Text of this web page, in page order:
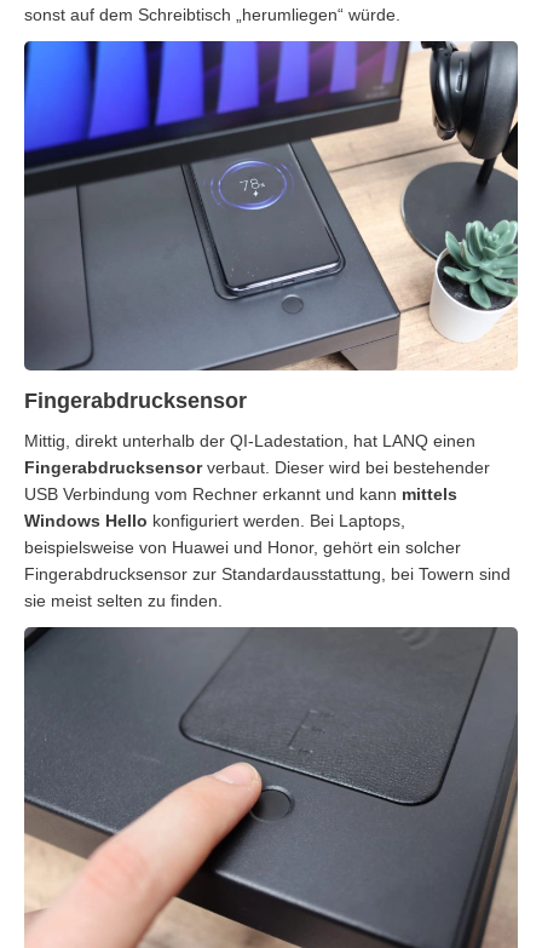
sonst auf dem Schreibtisch „herumliegen“ würde.
Fingerabdrucksensor
Mittig, direkt unterhalb der QI-Ladestation, hat LANQ einen
Fingerabdrucksensorverbaut. Dieser wird bei bestehender
USB Verbindung vom Rechner erkannt und kann mittels
Windows Hello konfiguriert werden. Bei Laptops,
beispielsweise von Huawei und Honor, gehört ein solcher
Fingerabdrucksensor zur Standardausstattung, bei Towern sind
sie meist selten zu finden.